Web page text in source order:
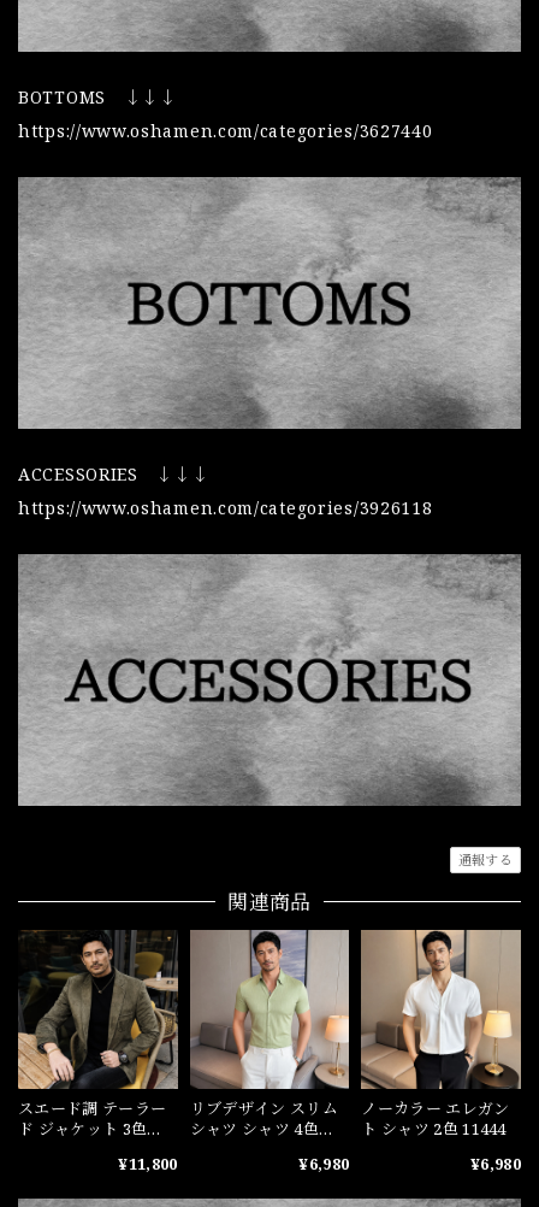
BOTTOMS ↓↓↓
https://www.oshamen.com/categories/3627440
ACCESSORIES ↓↓↓
https://www.oshamen.com/categories/3926118
通報する
関連商品
スエード調 テーラー
ド ジャケット 3色
¥11,800
リブデザイン スリム
シャツ シャツ 4色
¥6,980
ノーカラー エレガン
ト シャツ 2色 11444
¥6,980